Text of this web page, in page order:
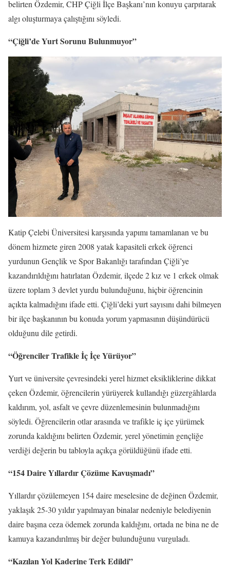
belirten Özdemir, CHP Çiğli İlçe Başkanı’nın konuyu çarpıtarak
algı oluşturmaya çalıştığını söyledi.
“Çiğli’de Yurt Sorunu Bulunmuyor”
Katip Çelebi Üniversitesi karşısında yapımı tamamlanan ve bu
dönem hizmete giren 2008 yatak kapasiteli erkek öğrenci
yurdunun Gençlik ve Spor Bakanlığı tarafından Çiğli’ye
kazandırıldığını hatırlatan Özdemir, ilçede 2 kız ve 1 erkek olmak
üzere toplam 3 devlet yurdu bulunduğunu, hiçbir öğrencinin
açıkta kalmadığını ifade etti. Çiğli’deki yurt sayısını dahi bilmeyen
bir ilçe başkanının bu konuda yorum yapmasının düşündürücü
olduğunu dile getirdi.
“Öğrenciler Trafikle İç İçe Yürüyor”
Yurt ve üniversite çevresindeki yerel hizmet eksikliklerine dikkat
çeken Özdemir, öğrencilerin yürüyerek kullandığı güzergâhlarda
kaldırım, yol, asfalt ve çevre düzenlemesinin bulunmadığını
söyledi. Öğrencilerin otlar arasında ve trafikle iç içe yürümek
zorunda kaldığını belirten Özdemir, yerel yönetimin gençliğe
verdiği değerin bu tabloyla açıkça görüldüğünü ifade etti.
“154 Daire Yıllardır Çözüme Kavuşmadı”
Yıllardır çözülemeyen 154 daire meselesine de değinen Özdemir,
yaklaşık 25-30 yıldır yapılmayan binalar nedeniyle belediyenin
daire başına ceza ödemek zorunda kaldığını, ortada ne bina ne de
kamuya kazandırılmış bir değer bulunduğunu vurguladı.
“Kazılan Yol Kaderine Terk Edildi”